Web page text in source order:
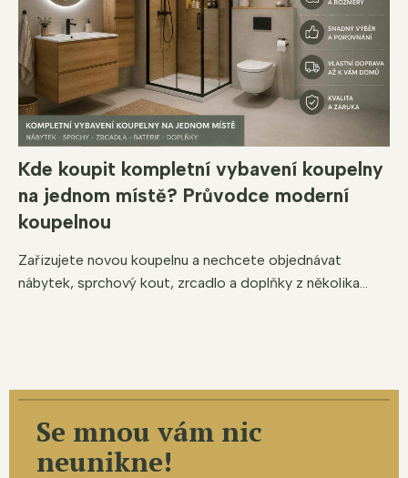
Kde koupit kompletní vybavení koupelny
na jednom místě? Průvodce moderní
koupelnou
Zařizujete novou koupelnu a nechcete objednávat
nábytek, sprchový kout, zrcadlo a doplňky z několika...
Se mnou vám nic
neunikne!